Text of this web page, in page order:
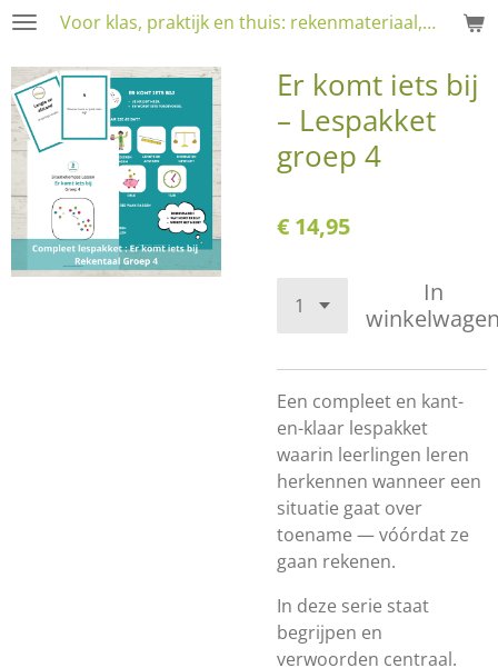
Ga
naar
de
hoofdinhoud
Voor klas, praktijk en thuis: rekenmateriaal, RT en training
Er komt iets bij
– Lespakket
groep 4
€ 14,95
In
Een compleet en kant-
en-klaar lespakket
waarin leerlingen leren
herkennen wanneer een
situatie gaat over
toename — vóórdat ze
gaan rekenen.
In deze serie staat
begrijpen en
verwoorden centraal.